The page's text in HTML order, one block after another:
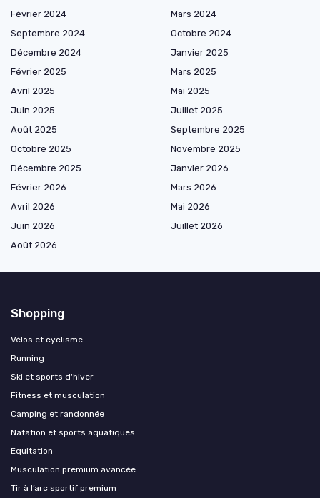
Février 2024
Mars 2024
Septembre 2024
Octobre 2024
Décembre 2024
Janvier 2025
Février 2025
Mars 2025
Avril 2025
Mai 2025
Juin 2025
Juillet 2025
Août 2025
Septembre 2025
Octobre 2025
Novembre 2025
Décembre 2025
Janvier 2026
Février 2026
Mars 2026
Avril 2026
Mai 2026
Juin 2026
Juillet 2026
Août 2026
Shopping
Vélos et cyclisme
Running
Ski et sports d'hiver
Fitness et musculation
Camping et randonnée
Natation et sports aquatiques
Equitation
Musculation premium avancée
Tir à l’arc sportif premium